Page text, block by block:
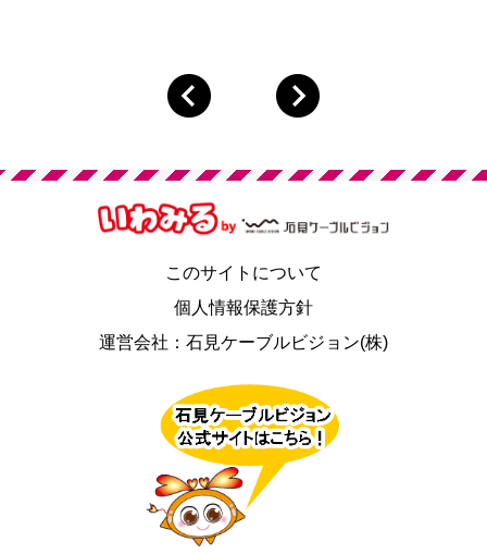
このサイトについて
個人情報保護方針
運営会社：石見ケーブルビジョン(株)